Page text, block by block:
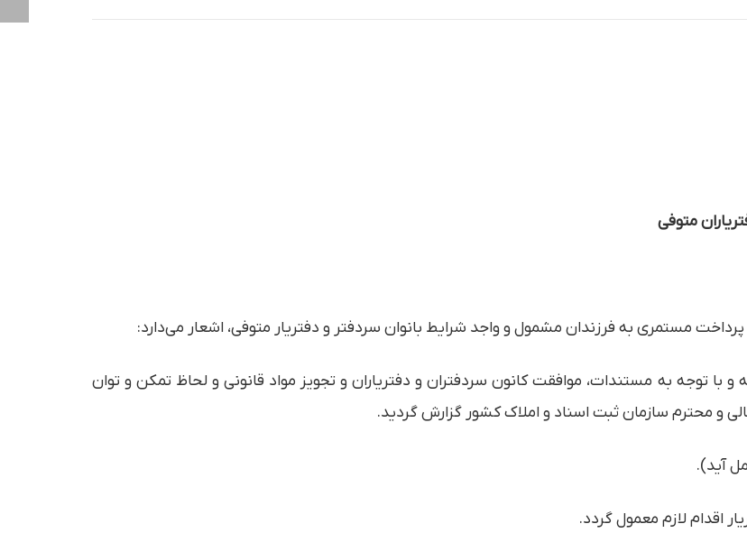
متوفی
توجه به مستندات، موافقت کانون سردفتران و دفتریاران و تجویز مواد قانونی و لحاظ تمکن و توان
و محترم سازمان ثبت اسناد و املاک کشور گزارش گردید.
آید).
اقدام لازم معمول گردد.